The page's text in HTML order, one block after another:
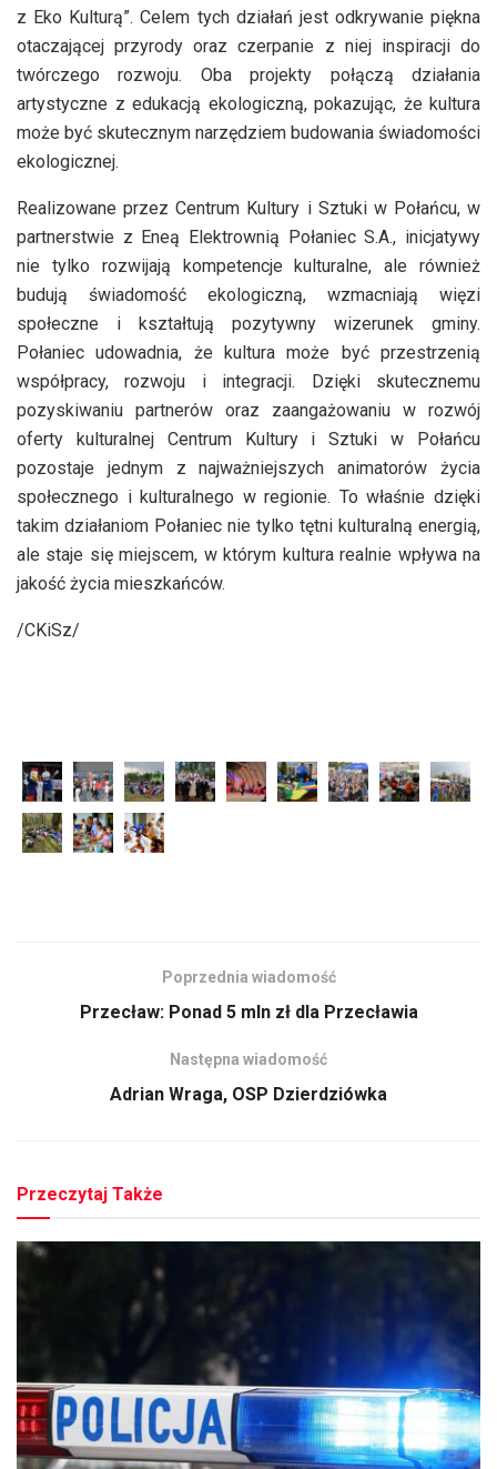
z Eko Kulturą”. Celem tych działań jest odkrywanie piękna
otaczającej przyrody oraz czerpanie z niej inspiracji do
twórczego rozwoju. Oba projekty połączą działania
artystyczne z edukacją ekologiczną, pokazując, że kultura
może być skutecznym narzędziem budowania świadomości
ekologicznej.
Realizowane przez Centrum Kultury i Sztuki w Połańcu, w
partnerstwie z Eneą Elektrownią Połaniec S.A., inicjatywy
nie tylko rozwijają kompetencje kulturalne, ale również
budują świadomość ekologiczną, wzmacniają więzi
społeczne i kształtują pozytywny wizerunek gminy.
Połaniec udowadnia, że kultura może być przestrzenią
współpracy, rozwoju i integracji. Dzięki skutecznemu
pozyskiwaniu partnerów oraz zaangażowaniu w rozwój
oferty kulturalnej Centrum Kultury i Sztuki w Połańcu
pozostaje jednym z najważniejszych animatorów życia
społecznego i kulturalnego w regionie. To właśnie dzięki
takim działaniom Połaniec nie tylko tętni kulturalną energią,
ale staje się miejscem, w którym kultura realnie wpływa na
jakość życia mieszkańców.
/CKiSz/
Poprzednia wiadomość
Przecław: Ponad 5 mln zł dla Przecławia
Następna wiadomość
Adrian Wraga, OSP Dzierdziówka
Przeczytaj Także